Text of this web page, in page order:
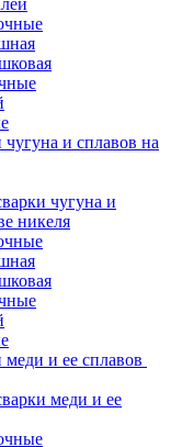
и сплавов на
чугуна и
никеля
и ее сплавов
меди и ее